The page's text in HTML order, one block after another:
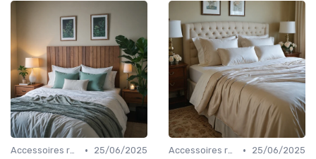
Accessoires recommandés •
25/06/2025
Accessoires recommandés •
25/06/2025